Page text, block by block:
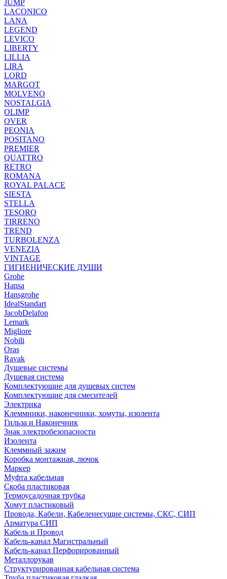
JUMP
LACONICO
LANA
LEGEND
LEVICO
LIBERTY
LILLIA
LIRA
LORD
MARGOT
MOLVENO
NOSTALGIA
OLIMP
OVER
PEONIA
POSITANO
PREMIER
QUATTRO
RETRO
ROMANA
ROYAL PALACE
SIESTA
STELLA
TESORO
TIRRENO
TREND
TURBOLENZA
VENEZIA
VINTAGE
ГИГИЕНИЧЕСКИЕ ДУШИ
Grohe
Hansa
Hansgrohe
IdealStandart
JacobDelafon
Lemark
Migliore
Nobili
Oras
Ravak
Душевые системы
Душевая система
Комплектующие для душевых систем
Комплектующие для смесителей
Электрика
Клеммники, наконечники, хомуты, изолента
Гильза и Наконечник
Знак электробезопасности
Изолента
Клеммный зажим
Коробка монтажная, лючок
Маркер
Муфта кабельная
Скоба пластиковая
Термоусадочная трубка
Хомут пластиковый
Провода, Кабели, Кабеленесущие системы, СКС, СИП
Арматура СИП
Кабель и Провод
Кабель-канал Магистральный
Кабель-канал Перфорированный
Металлорукав
Структурированная кабельная система